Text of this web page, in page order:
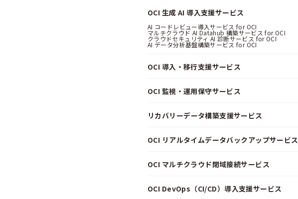
OCI 生成 AI 導入支援サービス
AI コードレビュー導入サービス for OCI
マルチクラウド AI Datahub 構築サービス for OCI
クラウドセキュリティ AI 診断サービス for OCI
AI データ分析基盤構築サービス for OCI
OCI 導入・移行支援サービス
OCI 監視・運用保守サービス
リカバリーデータ構築支援サービス
OCI リアルタイムデータバックアップサービス
OCI マルチクラウド閉域接続サービス
OCI DevOps（CI/CD）導入支援サービス